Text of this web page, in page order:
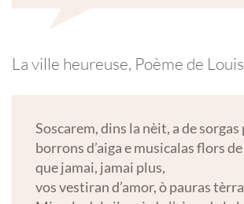
La ville heureuse, Poème de
Soscarem, dins la nèit, a de sorgas
borrons d’aiga e musicalas flors
que jamai, jamai plus,
vos vestiran d’amor, ò pauras